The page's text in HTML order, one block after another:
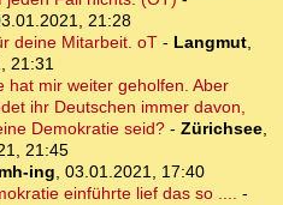
21:28
deine Mitarbeit. oT- Langmut,
21:31
hat mir weiter geholfen. Aber
ihr Deutschen immer davon,
Demokratie seid? - Zürichsee,
21:45
mh-ing, 03.01.2021, 17:40
einführte lief das so .... -